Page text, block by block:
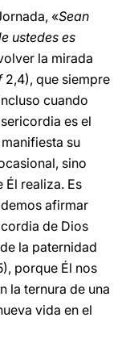
«Sean
ustedes es
la mirada
2,4), que siempre
cuando
es el
su
sino
realiza. Es
afirmar
de Dios
la paternidad
porque Él nos
la ternura de una
vida en el